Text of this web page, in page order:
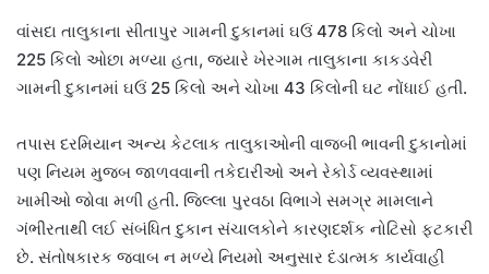
વાંસદા તાલુકાના સીતાપુર ગામની દુકાનમાં ઘઉં 478 કિલો અને ચોખા
225 કિલો ઓછા મળ્યા હતા, જ્યારે ખેરગામ તાલુકાના કાકડવેરી
ગામની દુકાનમાં ઘઉં 25 કિલો અને ચોખા 43 કિલોની ઘટ નોંધાઈ હતી.
તપાસ દરમિયાન અન્ય કેટલાક તાલુકાઓની વાજબી ભાવની દુકાનોમાં
પણ નિયમ મુજબ જાળવવાની તકેદારીઓ અને રેકોર્ડ વ્યવસ્થામાં
ખામીઓ જોવા મળી હતી. જિલ્લા પુરવઠા વિભાગે સમગ્ર મામલાને
ગંભીરતાથી લઈ સંબંધિત દુકાન સંચાલકોને કારણદર્શક નોટિસો ફટકારી
છે. સંતોષકારક જવાબ ન મળ્યે નિયમો અનુસાર દંડાત્મક કાર્યવાહી